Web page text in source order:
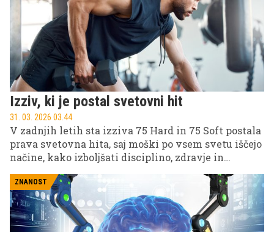
Izziv, ki je postal svetovni hit
31. 03. 2026 03.44
V zadnjih letih sta izziva 75 Hard in 75 Soft postala
prava svetovna hita, saj moški po vsem svetu iščejo
načine, kako izboljšati disciplino, zdravje in
psihično odpornost. Medtem ko 75 Hard zahteva
skrajno predanost, se je kot odgovor na to strogo
filozofijo razvil bolj življenjski in vzdržen izziv 75
Soft. Kateri izziv je pravi za vas? Preverite v
nadaljevanju.
ZNANOST